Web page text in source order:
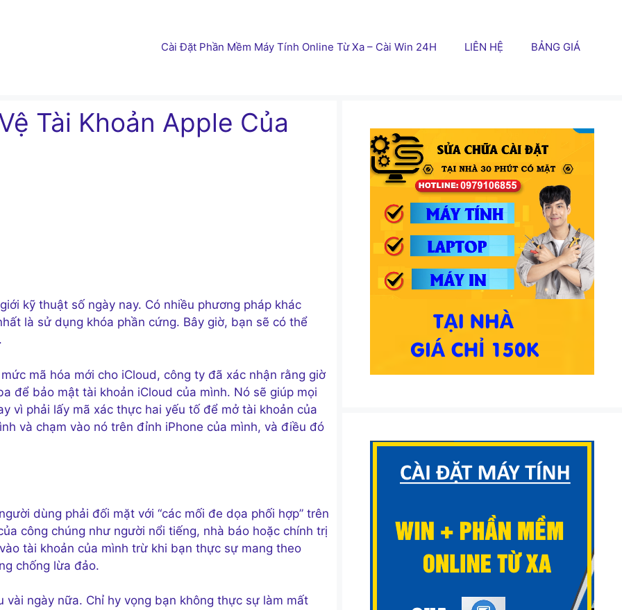
Cài Đặt Phần Mềm Máy Tính Online Từ Xa – Cài Win 24H LIÊN HỆ BẢNG GIÁ
Tài Khoản Apple Của
kỹ thuật số ngày nay. Có nhiều phương pháp khác
là sử dụng khóa phần cứng. Bây giờ, bạn sẽ có thể
mã hóa mới cho iCloud, công ty đã xác nhận rằng giờ
để bảo mật tài khoản iCloud của mình. Nó sẽ giúp mọi
vì phải lấy mã xác thực hai yếu tố để mở tài khoản của
và chạm vào nó trên đỉnh iPhone của mình, và điều đó
dùng phải đối mặt với “các mối đe dọa phối hợp” trên
công chúng như người nổi tiếng, nhà báo hoặc chính trị
tài khoản của mình trừ khi bạn thực sự mang theo
chống lừa đảo.
ngày nữa. Chỉ hy vọng bạn không thực sự làm mất